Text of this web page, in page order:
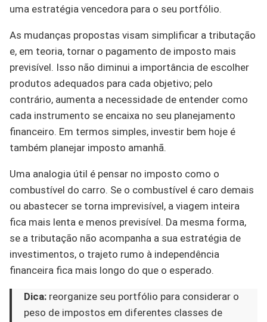
uma estratégia vencedora para o seu portfólio.
As mudanças propostas visam simplificar a tributação
e, em teoria, tornar o pagamento de imposto mais
previsível. Isso não diminui a importância de escolher
produtos adequados para cada objetivo; pelo
contrário, aumenta a necessidade de entender como
cada instrumento se encaixa no seu planejamento
financeiro. Em termos simples, investir bem hoje é
também planejar imposto amanhã.
Uma analogia útil é pensar no imposto como o
combustível do carro. Se o combustível é caro demais
ou abastecer se torna imprevisível, a viagem inteira
fica mais lenta e menos previsível. Da mesma forma,
se a tributação não acompanha a sua estratégia de
investimentos, o trajeto rumo à independência
financeira fica mais longo do que o esperado.
Dica: reorganize seu portfólio para considerar o
peso de impostos em diferentes classes de